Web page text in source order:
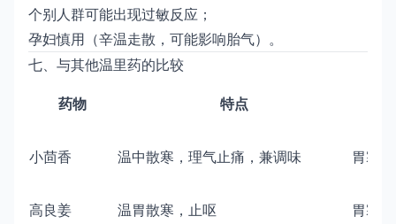
个别人群可能出现过敏反应；
孕妇慎用（辛温走散，可能影响胎气）。
七、与其他温里药的比较
药物
特点
小茴香 温中散寒，理气止痛，兼调味 胃寒
高良姜 温胃散寒，止呕 胃寒